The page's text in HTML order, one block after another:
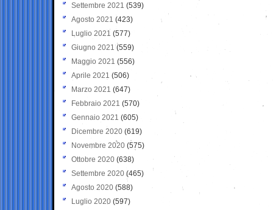
Settembre 2021 (539)
Agosto 2021 (423)
Luglio 2021 (577)
Giugno 2021(559)
Maggio 2021 (556)
Aprile 2021 (506)
Marzo 2021 (647)
Febbraio 2021 (570)
Gennaio 2021 (605)
Dicembre 2020 (619)
Novembre 2020 (575)
Ottobre 2020 (638)
Settembre 2020(465)
Agosto 2020 (588)
Luglio 2020 (597)